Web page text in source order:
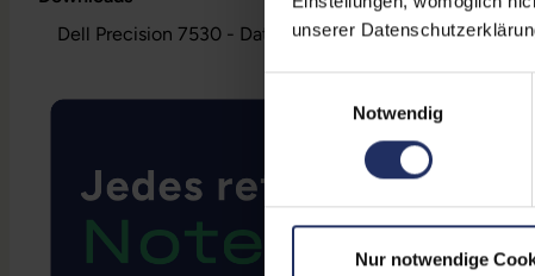
unserer
Notwendig
Nur notwendige
Dell Precision 7530 - Datenblatt (pdf)